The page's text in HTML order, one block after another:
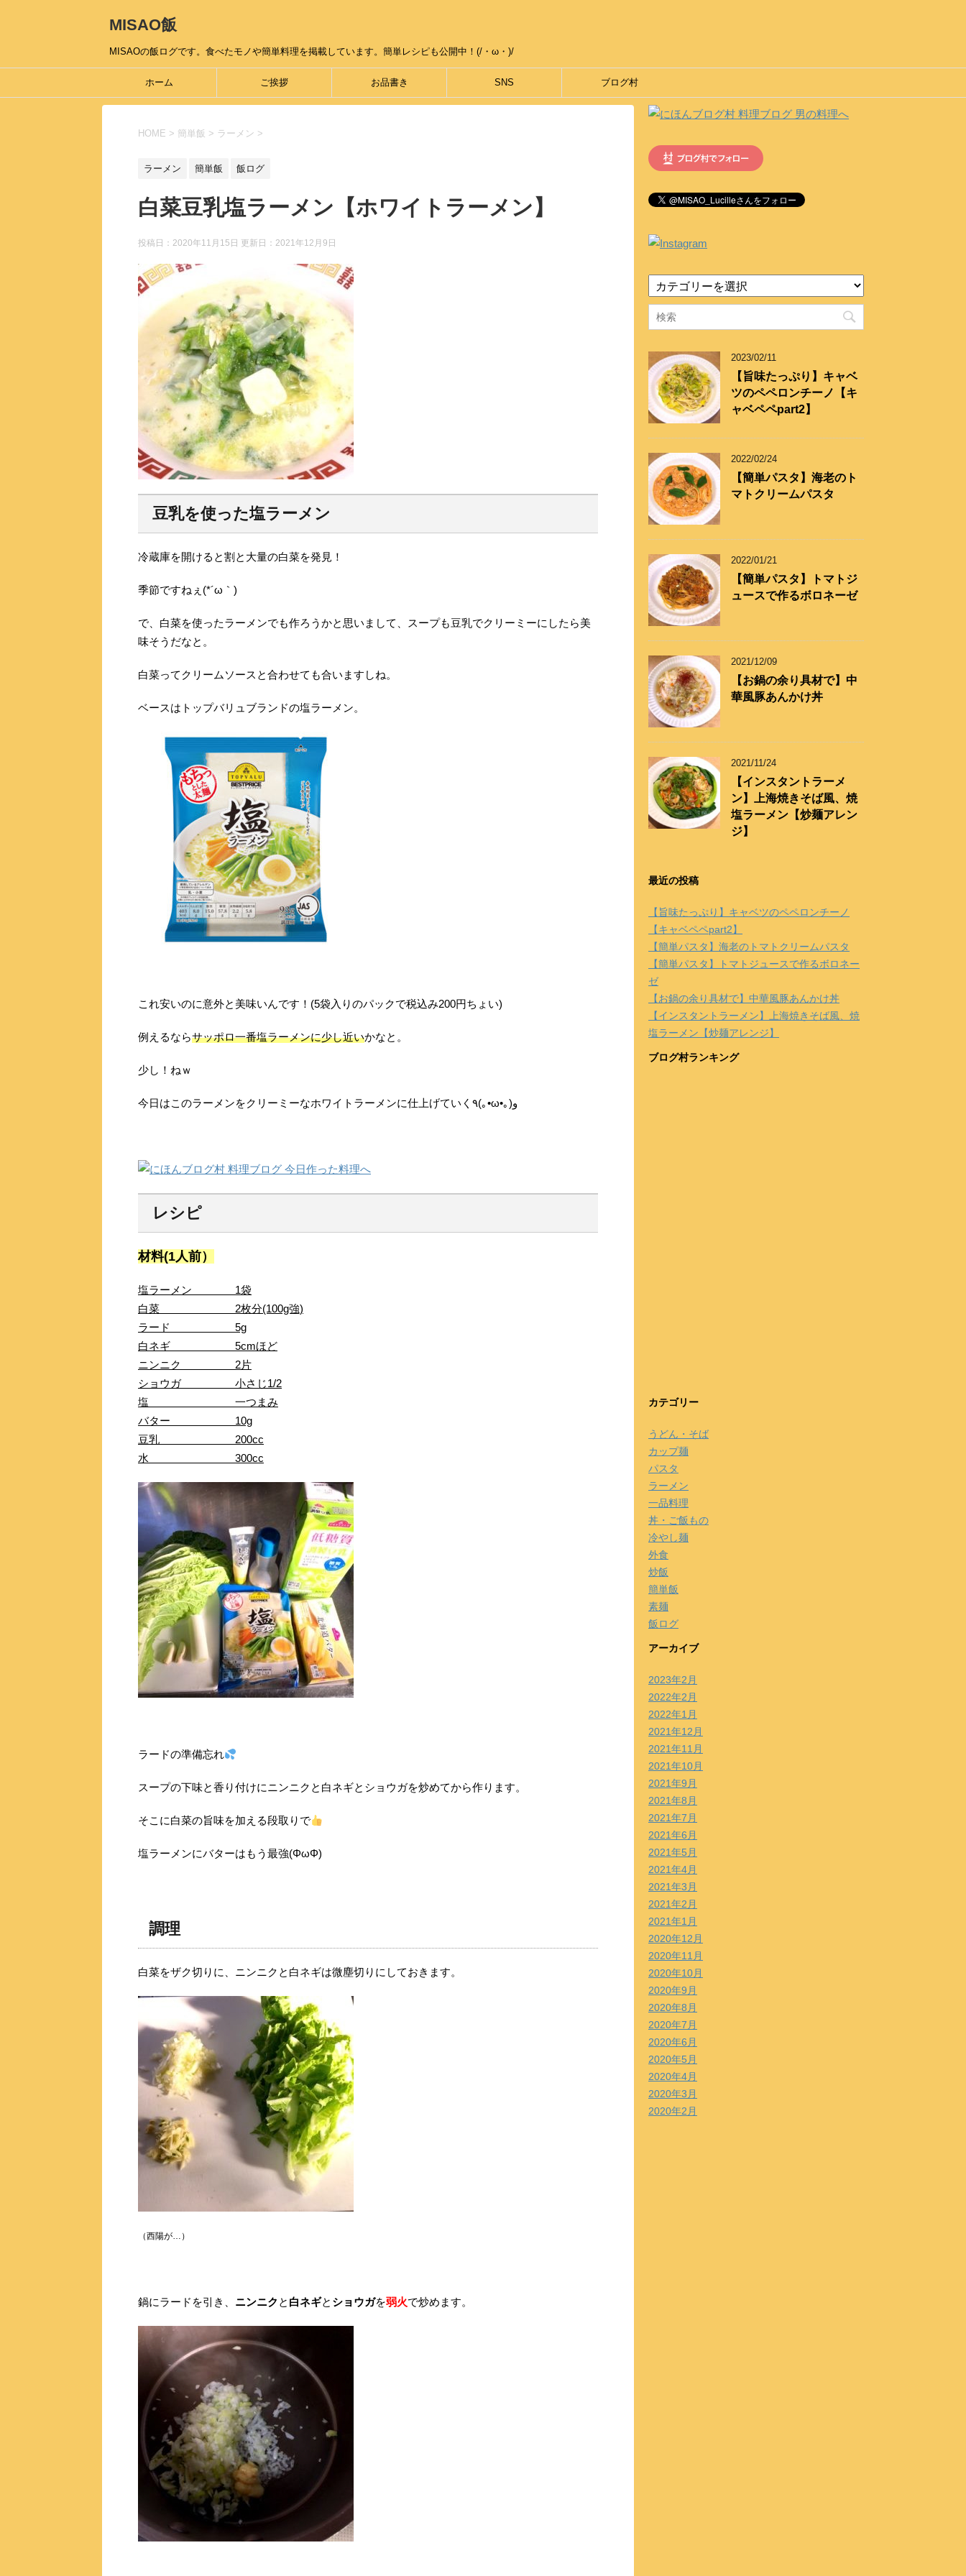
MISAO飯
MISAOの飯ログです。食べたモノや簡単料理を掲載しています。簡単レシピも公開中！(/・ω・)/
ホーム ご挨拶 お品書き SNS ブログ村
HOME > 簡単飯 > ラーメン >
ラーメン 簡単飯 飯ログ
白菜豆乳塩ラーメン【ホワイトラーメン】
投稿日：2020年11月15日 更新日： 2021年12月9日
豆乳を使った塩ラーメン
冷蔵庫を開けると割と大量の白菜を発見！
季節ですねぇ(*´ω｀)
で、白菜を使ったラーメンでも作ろうかと思いまして、スープも豆乳でクリーミーにしたら美
味そうだなと。
白菜ってクリームソースと合わせても合いますしね。
ベースはトップバリュブランドの塩ラーメン。
これ安いのに意外と美味いんです！(5袋入りのパックで税込み200円ちょい)
例えるならサッポロ一番塩ラーメンに少し近いかなと。
少し！ねｗ
今日はこのラーメンをクリーミーなホワイトラーメンに仕上げていく٩(｡•ω•｡)و
レシピ
材料(1人前）
塩ラーメン 1袋
白菜 2枚分(100g強)
ラード 5g
白ネギ 5cmほど
ニンニク 2片
ショウガ 小さじ1/2
塩 一つまみ
バター 10g
豆乳 200cc
水 300cc
ラードの準備忘れ
スープの下味と香り付けにニンニクと白ネギとショウガを炒めてから作ります。
そこに白菜の旨味を加える段取りで
塩ラーメンにバターはもう最強(ΦωΦ)
調理
白菜をザク切りに、ニンニクと白ネギは微塵切りにしておきます。
（西陽が…）
鍋にラードを引き、 ニンニク と 白ネギと ショウガを弱火で炒めます。
テ
ゴ
リ
2023/02/11
【旨味たっぷり】キャベ
ツのペペロンチーノ【キ
ャベペペpart2】
2022/02/24
【簡単パスタ】海老のト
マトクリームパスタ
2022/01/21
【簡単パスタ】トマトジ
ュースで作るボロネーゼ
2021/12/09
【お鍋の余り具材で】中
華風豚あんかけ丼
2021/11/24
【インスタントラーメ
ン】上海焼きそば風、焼
塩ラーメン【炒麺アレン
ジ】
最近の投稿
【旨味たっぷり】キャベツのペペロンチーノ
【キャベペペpart2】
【簡単パスタ】海老のトマトクリームパスタ
【簡単パスタ】トマトジュースで作るボロネー
ゼ
【お鍋の余り具材で】中華風豚あんかけ丼
【インスタントラーメン】上海焼きそば風、焼
塩ラーメン【炒麺アレンジ】
ブログ村ランキング
カテゴリー
うどん・そば
カップ麺
パスタ
ラーメン
一品料理
丼・ご飯もの
冷やし麺
外食
炒飯
簡単飯
素麺
飯ログ
アーカイブ
2023年2月
2022年2月
2022年1月
2021年12月
2021年11月
2021年10月
2021年9月
2021年8月
2021年7月
2021年6月
2021年5月
2021年4月
2021年3月
2021年2月
2021年1月
2020年12月
2020年11月
2020年10月
2020年9月
2020年8月
2020年7月
2020年6月
2020年5月
2020年4月
2020年3月
2020年2月